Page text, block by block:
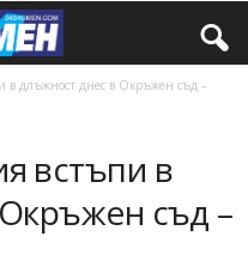
в длъжност днес в Окръжен съд –
встъпи в
съд –